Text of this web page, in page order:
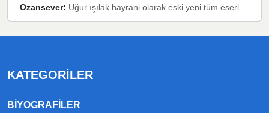
Ozansever: Uğur ışılak hayrani olarak eski yeni tüm eserlerini keyifle huzurla dinleyenlerden birisiyim, emeğine saygı duyan gönül veren bunu en güzel şekilde sevenlerine ulaştıran siz değerli sayfa yöneticilerine de teşekkür ederim
KATEGORILER
BIYOGRAFILER